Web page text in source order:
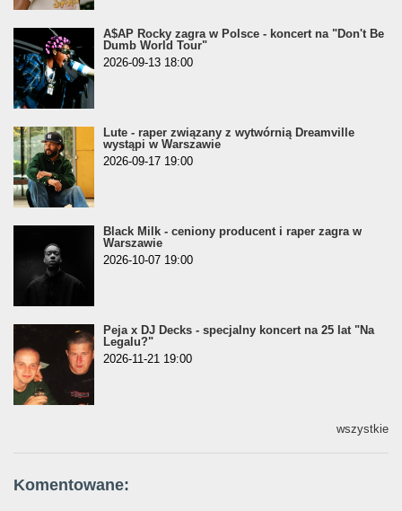
A$AP Rocky zagra w Polsce - koncert na "Don't Be
Dumb World Tour"
2026-09-13 18:00
Lute - raper związany z wytwórnią Dreamville
wystąpi w Warszawie
2026-09-17 19:00
Black Milk - ceniony producent i raper zagra w
Warszawie
2026-10-07 19:00
Peja x DJ Decks - specjalny koncert na 25 lat "Na
Legalu?"
2026-11-21 19:00
wszystkie
Komentowane: